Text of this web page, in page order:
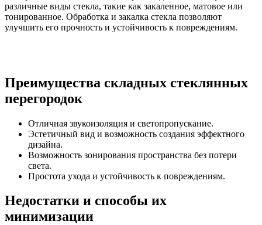
различные виды стекла, такие как закаленное, матовое или
тонированное. Обработка и закалка стекла позволяют
улучшить его прочность и устойчивость к повреждениям.
Преимущества складных стеклянных
перегородок
Отличная звукоизоляция и светопропускание.
Эстетичный вид и возможность создания эффектного
дизайна.
Возможность зонирования пространства без потери
света.
Простота ухода и устойчивость к повреждениям.
Недостатки и способы их
минимизации